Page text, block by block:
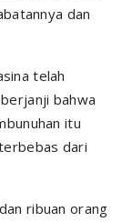
dan
telah
bahwa
itu
dari
ribuan orang